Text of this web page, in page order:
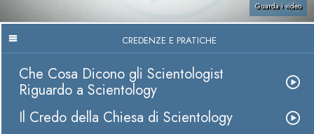
Guarda i video
CREDENZE E PRATICHE
Che Cosa Dicono gli Scientologist
Riguardo a Scientology
Il Credo della Chiesa di Scientology